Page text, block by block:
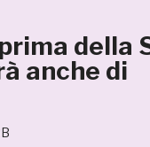
della
anche di